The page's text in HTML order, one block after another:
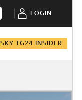
LOGIN
SKY TG24 INSIDER